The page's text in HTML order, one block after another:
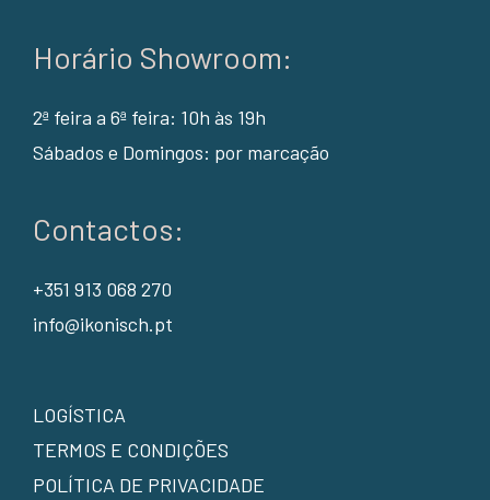
Horário Showroom:
2ª feira a 6ª feira: 10h às 19h
Sábados e Domingos: por marcação
Contactos:
+351 913 068 270
info@ikonisch.pt
LOGÍSTICA
TERMOS E CONDIÇÕES
POLÍTICA DE PRIVACIDADE